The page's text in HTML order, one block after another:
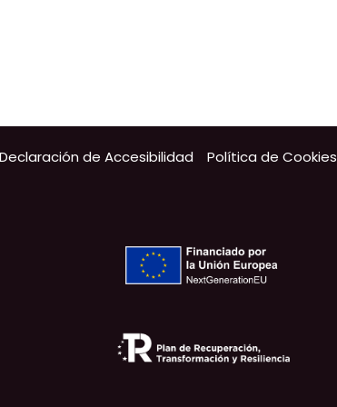
Declaración de Accesibilidad Política de Cookies